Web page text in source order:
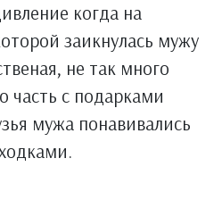
когда на
заикнулась мужу
не так много
часть с подарками
мужа понавивались